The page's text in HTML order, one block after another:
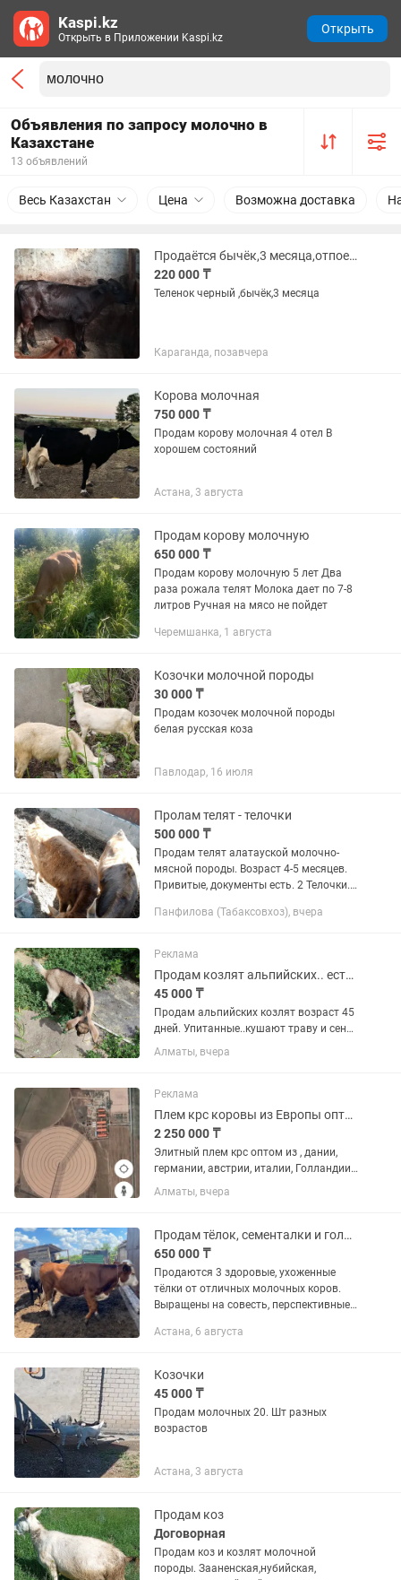
Объявления по запросу молочно в
Казахстане
13 объявлений
Весь Казахстан Цена Возможна доставка
Продаётся бычёк,3 месяца,отпоенный молоком.черный
220 000 ₸
Теленок черный ,бычёк,3 месяца
Караганда, позавчера
Корова молочная
750 000 ₸
Продам корову молочная 4 отел В
хорошем состояний
Астана, 3 августа
Продам корову молочную
650 000 ₸
Продам корову молочную 5 лет Два
раза рожала телят Молока дает по 7-8
литров Ручная на мясо не пойдет
Черемшанка, 1 августа
Козочки молочной породы
30 000 ₸
Продам козочек молочной породы
белая русская коза
Павлодар, 16 июля
Пролам телят - телочки
500 000 ₸
Продам телят алатауской молочно-
мясной породы. Возраст 4-5 месяцев.
Привитые, документы есть. 2 Телочки.
интересует. Только продажа.
Панфилова (Табаксовхоз), вчера
Реклама
Продам козлят альпийских.. есть англонубийские
45 000 ₸
Продам альпийских козлят возраст 45
дней. Упитанные..кушают траву и сено..
даём ещё молоко..мама второй окот
даёт 4,5 литров сладкого молока
Алматы, вчера
Реклама
Плем крс коровы из Европы оптом и еврофермы под ключ
2 250 000 ₸
Элитный плем крс оптом из , дании,
германии, австрии, италии, Голландии
минимум полный боинг 747,
авиадоставка 165 головы поставляем,
мтф с программой дистанционного...
Алматы, вчера
Продам тёлок, сементалки и голштинка
650 000 ₸
Продаются 3 здоровые, ухоженные
тёлки от отличных молочных коров.
Выращены на совесть, перспективные
Симментал (2 головы) Больше года.
Астана, 6 августа
Козочки
45 000 ₸
Продам молочных 20. Шт разных
возрастов
Астана, 3 августа
Продам коз
Договорная
Продам коз и козлят молочной
породы. Зааненская,нубийская,
Kaspi.kz
Открыть в Приложении Kaspi.kz
Открыть